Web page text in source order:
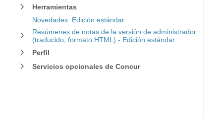
Herramientas
Novedades: Edición estándar
Resúmenes de notas de la versión de administrador
(traducido, formato HTML) - Edición estándar
Perfil
Servicios opcionales de Concur